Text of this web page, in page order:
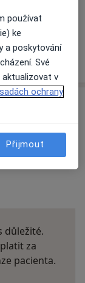
důležité.
za
pacienta.
používat
ke
a poskytování
Své
v
ochrany
Přijmout